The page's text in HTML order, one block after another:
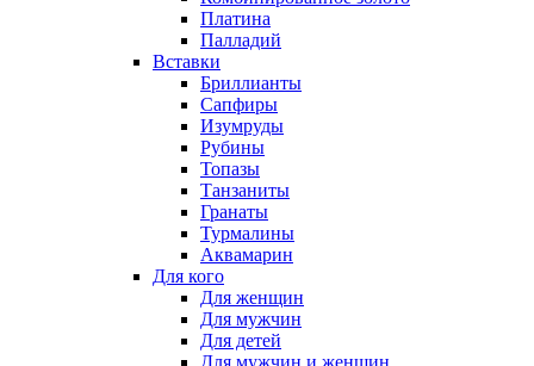
Платина
Палладий
Вставки
Бриллианты
Сапфиры
Изумруды
Рубины
Топазы
Танзаниты
Гранаты
Турмалины
Аквамарин
Для кого
Для женщин
Для мужчин
Для детей
Для мужчин и женщин